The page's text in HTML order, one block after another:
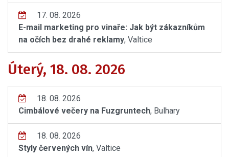
17. 08. 2026
E-mail marketing pro vinaře: Jak být zákazníkům
na očích bez drahé reklamy, Valtice
Úterý, 18. 08. 2026
18. 08. 2026
Cimbálové večery na Fuzgruntech, Bulhary
18. 08. 2026
Styly červených vín, Valtice